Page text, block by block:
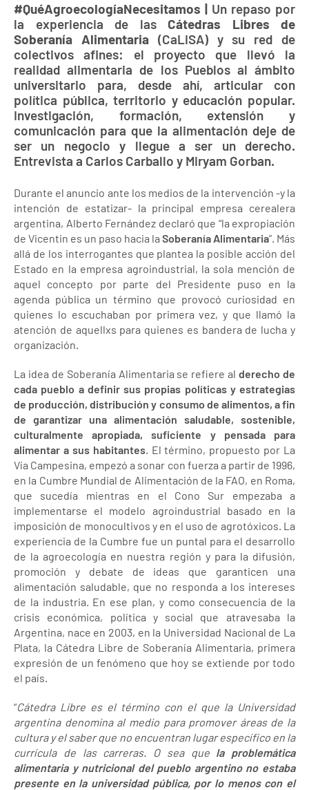
#QuéAgroecologíaNecesitamos | Un repaso por
la experiencia de las Cátedras Libres de
Soberanía Alimentaria (CaLiSA) y su red de
colectivos afines: el proyecto que llevó la
realidad alimentaria de los Pueblos al ámbito
universitario para, desde ahí, articular con
política pública, territorio y educación popular.
Investigación, formación, extensión y
comunicación para que la alimentación deje de
ser un negocio y llegue a ser un derecho.
Entrevista a Carlos Carballo y Miryam Gorban.
Durante el anuncio ante los medios de la intervención -y la
intención de estatizar- la principal empresa cerealera
argentina, Alberto Fernández declaró que “la expropiación
de Vicentin es un paso hacia la Soberanía Alimentaria”. Más
allá de los interrogantes que plantea la posible acción del
Estado en la empresa agroindustrial, la sola mención de
aquel concepto por parte del Presidente puso en la
agenda pública un término que provocó curiosidad en
quienes lo escuchaban por primera vez, y que llamó la
atención de aquellxs para quienes es bandera de lucha y
organización.
La idea de Soberanía Alimentaria se refiere alderecho de
cada pueblo a definir sus propias políticas y estrategias
de producción, distribución y consumo de alimentos, a fin
de garantizar una alimentación saludable, sostenible,
culturalmente apropiada, suficiente y pensada para
alimentar a sus habitantes. El término, propuesto por La
Vía Campesina, empezó a sonar con fuerza a partir de 1996,
en la Cumbre Mundial de Alimentación de la FAO, en Roma,
que sucedía mientras en el Cono Sur empezaba a
implementarse el modelo agroindustrial basado en la
imposición de monocultivos y en el uso de agrotóxicos. La
experiencia de la Cumbre fue un puntal para el desarrollo
de la agroecología en nuestra región y para la difusión,
promoción y debate de ideas que garanticen una
alimentación saludable, que no responda a los intereses
de la industria. En ese plan, y como consecuencia de la
crisis económica, política y social que atravesaba la
Argentina, nace en 2003, en la Universidad Nacional de La
Plata, la Cátedra Libre de Soberanía Alimentaria, primera
expresión de un fenómeno que hoy se extiende por todo
el país.
“Cátedra Libre es el término con el que la Universidad
argentina denomina al medio para promover áreas de la
cultura y el saber que no encuentran lugar específico en la
currícula de las carreras. O sea quela problemática
alimentaria y nutricional del pueblo argentino no estaba
presente en la universidad pública, por lo menos con el